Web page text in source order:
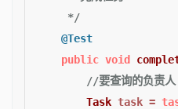
     */
@Test
public void
//要查询的负责人
Task task =